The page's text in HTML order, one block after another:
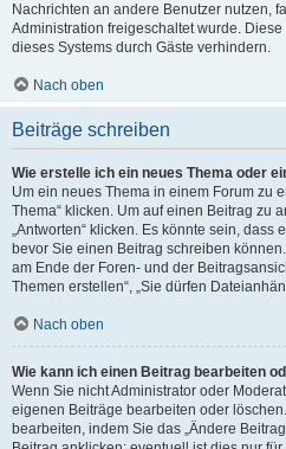
Nachrichten an andere Benutzer nutzen,
Administration freigeschaltet wurde.
dieses Systems durch Gäste verhindern.
Nach oben
Beiträge schreiben
Wie erstelle ich ein neues Thema oder
Um ein neues Thema in einem Forum zu
Thema“ klicken. Um auf einen Beitrag zu
„Antworten“ klicken. Es könnte sein, dass
bevor Sie einen Beitrag schreiben
am Ende der Foren- und der
Themen erstellen“, „Sie dürfen
Nach oben
Wie kann ich einen Beitrag bearbeiten
Wenn Sie nicht Administrator oder
eigenen Beiträge bearbeiten oder
bearbeiten, indem Sie das „Ändere